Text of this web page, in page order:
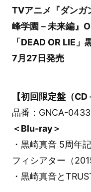
TVアニメ『ダンガ
峰学園－未来編』
「DEAD OR LIE
7月27日発売
【初回限定盤（
品番：GNCA-
＜Blu-ray＞
・黒崎真音 5周年
フィシアター（
・黒崎真音と